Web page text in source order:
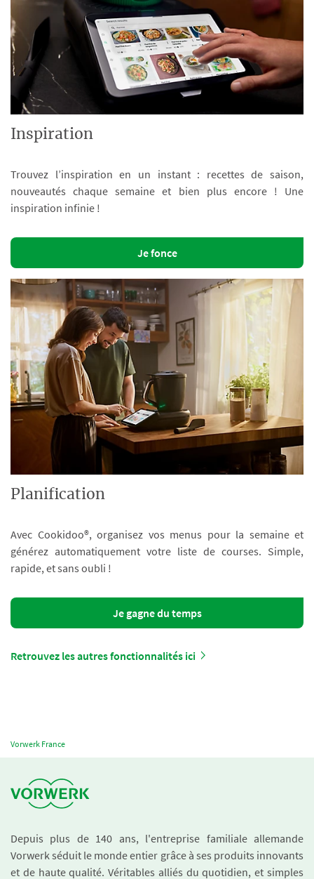
Inspiration
Trouvez l’inspiration en un instant : recettes de saison,
nouveautés chaque semaine et bien plus encore ! Une
inspiration infinie !
Je fonce
Planification
Avec Cookidoo®, organisez vos menus pour la semaine et
générez automatiquement votre liste de courses. Simple,
rapide, et sans oubli !
Je gagne du temps
Retrouvez les autres fonctionnalités ici
Vorwerk France
Depuis plus de 140 ans, l'entreprise familiale allemande
Vorwerk séduit le monde entier grâce à ses produits innovants
et de haute qualité. Véritables alliés du quotidien, et simples